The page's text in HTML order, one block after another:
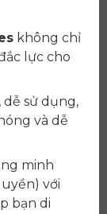
không chỉ
lực cho
dễ sử dụng,
và dễ
minh
với
bạn di